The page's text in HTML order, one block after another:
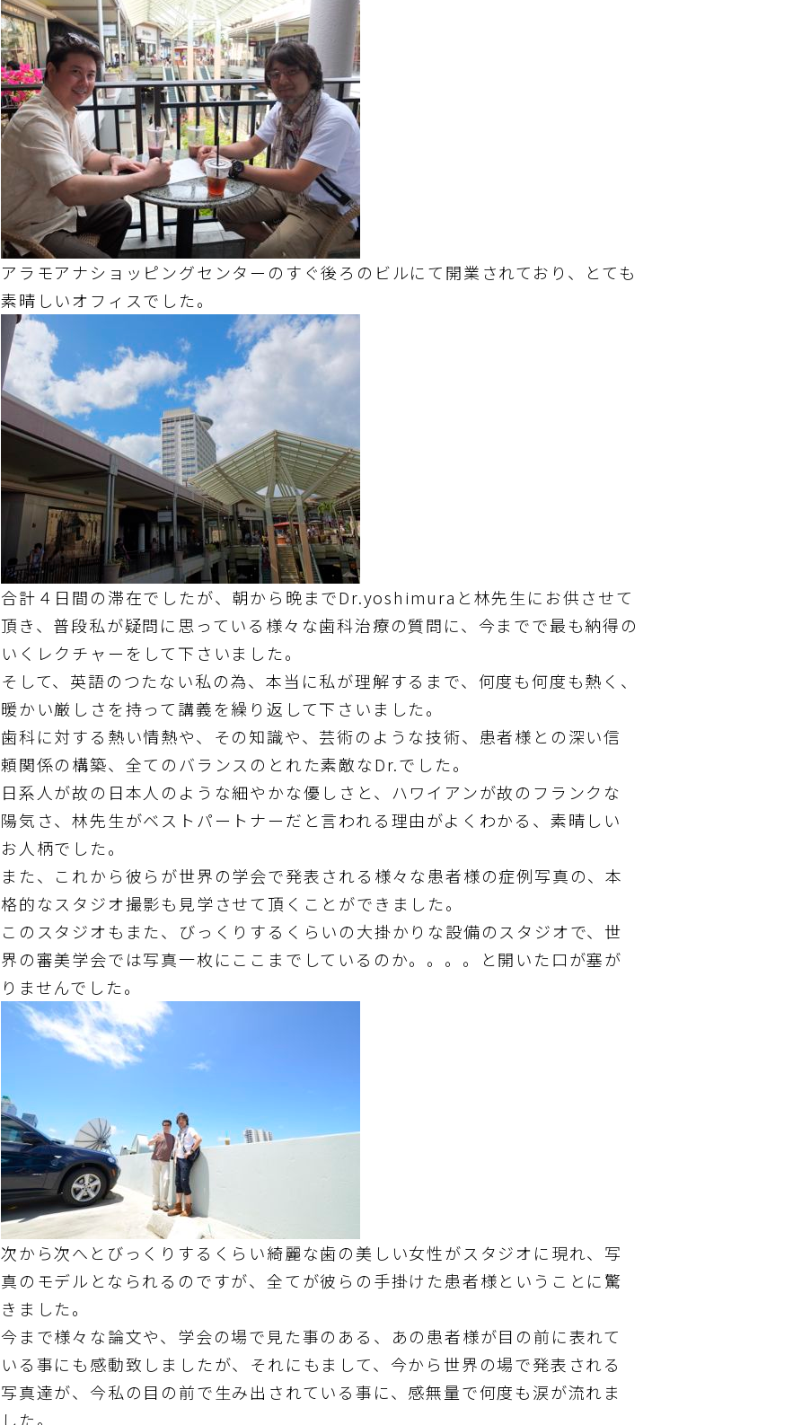
アラモアナショッピングセンターのすぐ後ろのビルにて開業されており、とても
素晴しいオフィスでした。
合計４日間の滞在でしたが、朝から晩までDr.yoshimuraと林先生にお供させて
頂き、普段私が疑問に思っている様々な歯科治療の質問に、今までで最も納得の
いくレクチャーをして下さいました。
そして、英語のつたない私の為、本当に私が理解するまで、何度も何度も熱く、
暖かい厳しさを持って講義を繰り返して下さいました。
歯科に対する熱い情熱や、その知識や、芸術のような技術、患者様との深い信
頼関係の構築、全てのバランスのとれた素敵なDr.でした。
日系人が故の日本人のような細やかな優しさと、ハワイアンが故のフランクな
陽気さ、林先生がベストパートナーだと言われる理由がよくわかる、素晴しい
お人柄でした。
また、これから彼らが世界の学会で発表される様々な患者様の症例写真の、本
格的なスタジオ撮影も見学させて頂くことができました。
このスタジオもまた、びっくりするくらいの大掛かりな設備のスタジオで、世
界の審美学会では写真一枚にここまでしているのか。。。。と開いた口が塞が
りませんでした。
次から次へとびっくりするくらい綺麗な歯の美しい女性がスタジオに現れ、写
真のモデルとなられるのですが、全てが彼らの手掛けた患者様ということに驚
きました。
今まで様々な論文や、学会の場で見た事のある、あの患者様が目の前に表れて
いる事にも感動致しましたが、それにもまして、今から世界の場で発表される
写真達が、今私の目の前で生み出されている事に、感無量で何度も涙が流れま
した。